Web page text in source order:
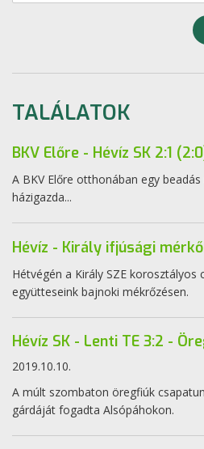
TALÁLATOK
BKV Előre - Hévíz SK 2:1
A BKV Előre otthonában egy
házigazda...
Hévíz - Király ifjúsági
Hétvégén a Király SZE
együtteseink bajnoki mékrőzésen.
Hévíz SK - Lenti TE 3:2 -
2019.10.10.
A múlt szombaton öregfiúk
gárdáját fogadta Alsópáhokon.